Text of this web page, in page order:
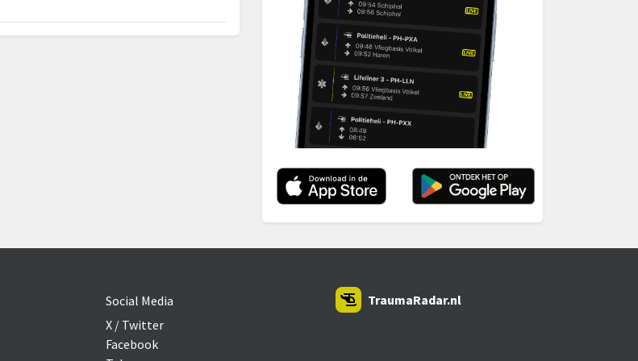
Social Media
X / Twitter
Facebook
TraumaRadar.nl